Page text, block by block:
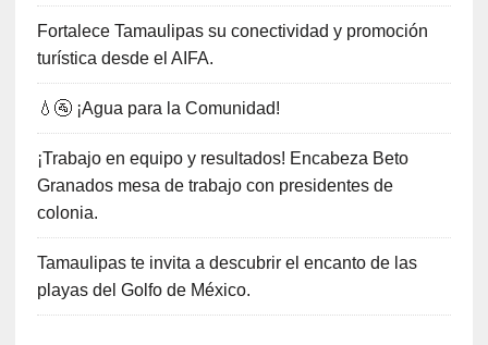
Fortalece Tamaulipas su conectividad y promoción
turística desde el AIFA.
💧🚰 ¡Agua para la Comunidad!
¡Trabajo en equipo y resultados! Encabeza Beto
Granados mesa de trabajo con presidentes de
colonia.
Tamaulipas te invita a descubrir el encanto de las
playas del Golfo de México.